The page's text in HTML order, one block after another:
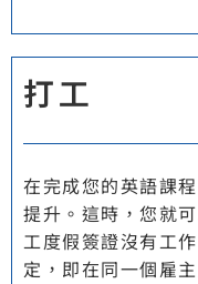
打工
在完成您的英語課
提升。這時，您就
工度假簽證沒有工
定，即在同一個雇